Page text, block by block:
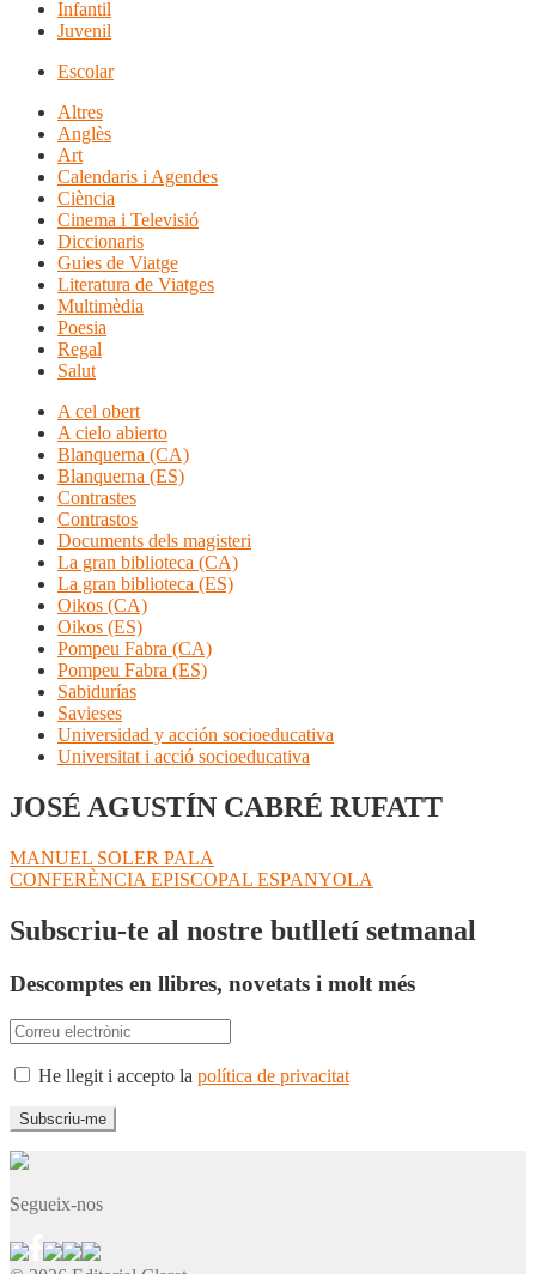
Infantil
Juvenil
Escolar
Altres
Anglès
Art
Calendaris i Agendes
Ciència
Cinema i Televisió
Diccionaris
Guies de Viatge
Literatura de Viatges
Multimèdia
Poesia
Regal
Salut
A cel obert
A cielo abierto
Blanquerna (CA)
Blanquerna (ES)
Contrastes
Contrastos
Documents dels magisteri
La gran biblioteca (CA)
La gran biblioteca (ES)
Oikos (CA)
Oikos (ES)
Pompeu Fabra (CA)
Pompeu Fabra (ES)
Sabidurías
Savieses
Universidad y acción socioeducativa
Universitat i acció socioeducativa
JOSÉ AGUSTÍN CABRÉ RUFATT
Navegació
d'entrades
Entrada
anterior:
MANUEL SOLER PALA
Pròxima
CONFERÈNCIA EPISCOPAL ESPANYOLA
Subscriu-te al nostre butlletí setmanal
Descomptes en llibres, novetats i molt més
He llegit i accepto la política de privacitat
Segueix-nos